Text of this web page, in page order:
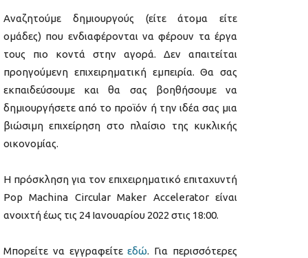
Αναζητούμε δημιουργούς (είτε άτομα είτε
ομάδες) που ενδιαφέρονται να φέρουν τα έργα
τους πιο κοντά στην αγορά. Δεν απαιτείται
προηγούμενη επιχειρηματική εμπειρία. Θα σας
εκπαιδεύσουμε και θα σας βοηθήσουμε να
δημιουργήσετε από το προϊόν ή την ιδέα σας μια
βιώσιμη επιχείρηση στο πλαίσιο της κυκλικής
οικονομίας.
Η πρόσκληση για τον επιχειρηματικό επιταχυντή
Pop Machina Circular Maker Accelerator είναι
ανοιχτή έως τις 24 Ιανουαρίου 2022 στις 18:00.
Μπορείτε να εγγραφείτεεδώ. Για περισσότερες